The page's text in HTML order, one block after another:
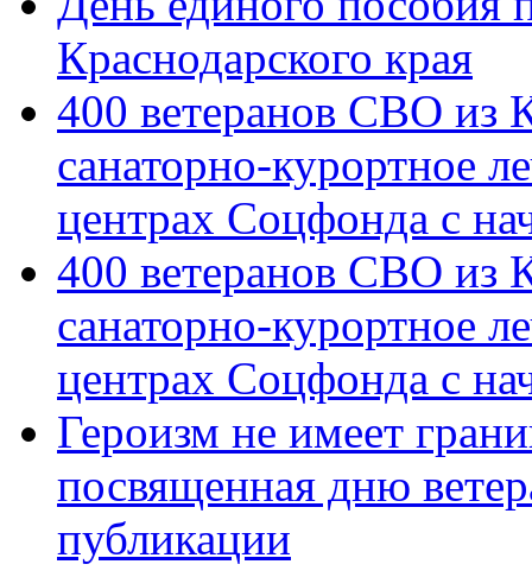
Краснодарского края
400 ветеранов СВО из
санаторно-курортное
центрах Соцфонда с
400 ветеранов СВО из
санаторно-курортное
центрах Соцфонда с
Героизм не имеет
посвященная дню
публикации